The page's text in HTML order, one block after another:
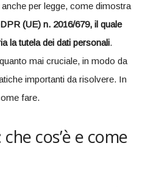
per legge, come dimostra
(UE) n. 2016/679, il quale
la tutela dei dati personali.
mai cruciale, in modo da
importanti da risolvere. In
fare.
cos’è e come